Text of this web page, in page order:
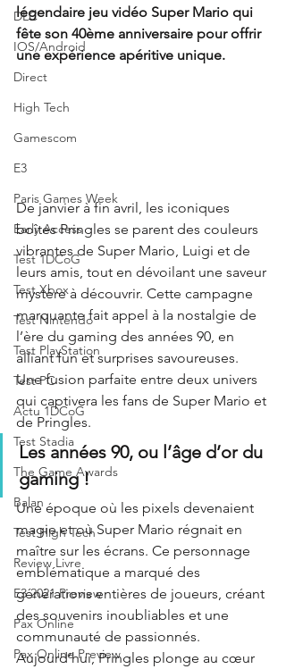
DLC
IOS/Android
Direct
High Tech
Gamescom
E3
Paris Games Week
Early Access
Test 1DCoG
Test Xbox
Test Nintendo
Test PlayStation
Test PC
Actu 1DCoG
Test Stadia
The Game Awards
Balan
Test High Tech
Review Livre
E3 2021 Preview
Pax Online
Pax Online Preview
légendaire jeu vidéo Super Mario qui
fête son 40ème anniversaire pour offrir
une expérience apéritive unique.
De janvier à fin avril, les iconiques
boîtes Pringles se parent des couleurs
vibrantes de Super Mario, Luigi et de
leurs amis, tout en dévoilant une saveur
mystère à découvrir. Cette campagne
marquante fait appel à la nostalgie de
l’ère du gaming des années 90, en
alliant fun et surprises savoureuses.
Une fusion parfaite entre deux univers
qui captivera les fans de Super Mario et
de Pringles.
Les années 90, ou l’âge d’or du
gaming !
Une époque où les pixels devenaient
magie et où Super Mario régnait en
maître sur les écrans. Ce personnage
emblématique a marqué des
générations entières de joueurs, créant
des souvenirs inoubliables et une
communauté de passionnés.
Aujourd’hui, Pringles plonge au cœur